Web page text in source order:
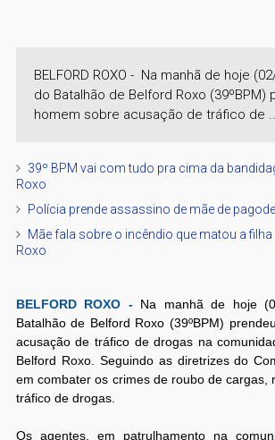
BELFORD ROXO - Na manhã de hoje
do Batalhão de Belford Roxo (39ºBPM)
homem sobre acusação de tráfico de
39º BPM vai com tudo pra cima da
Roxo
Polícia prende assassino de mãe de
Mãe fala sobre o incêndio que matou a
Roxo
BELFORD ROXO - Na manhã de hoje
Batalhão de Belford Roxo (39ºBPM)
acusação de tráfico de drogas na
Belford Roxo. Seguindo as diretrizes do
em combater os crimes de roubo de cargas,
tráfico de drogas.
Os agentes, em patrulhamento na